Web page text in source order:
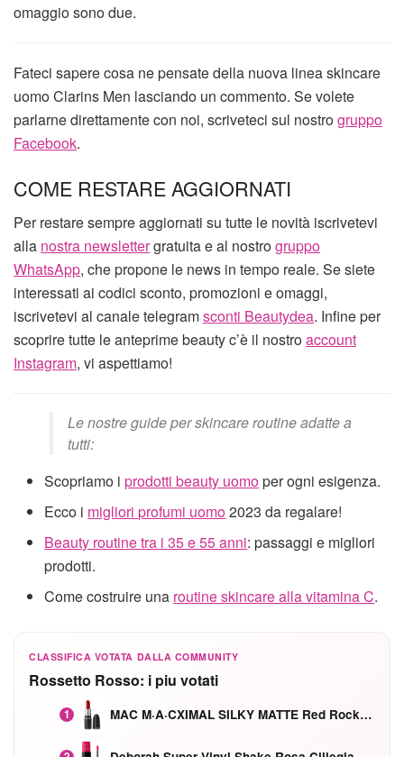
omaggio sono due.
Fateci sapere cosa ne pensate della nuova linea skincare
uomo Clarins Men lasciando un commento. Se volete
parlarne direttamente con noi, scriveteci sul nostrogruppo
Facebook.
COME RESTARE AGGIORNATI
Per restare sempre aggiornati su tutte le novità iscrivetevi
alla nostra newslettergratuita e al nostrogruppo
WhatsApp, che propone le news in tempo reale. Se siete
interessati ai codici sconto, promozioni e omaggi,
iscrivetevi al canale telegramsconti Beautydea. Infine per
scoprire tutte le anteprime beauty c’è il nostroaccount
Instagram, vi aspettiamo!
Le nostre guide per skincare routine adatte a
tutti:
Scopriamo iprodotti beauty uomoper ogni esigenza.
Ecco i migliori profumi uomo2023 da regalare!
Beauty routine tra i 35 e 55 anni: passaggi e migliori
prodotti.
Come costruire una routine skincare alla vitamina C.
CLASSIFICA VOTATA DALLA COMMUNITY
Rossetto Rosso: i piu votati
1 MAC M·A·CXIMAL SILKY MATTE Red Rock mat